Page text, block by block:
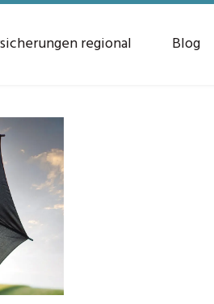
regional Blog